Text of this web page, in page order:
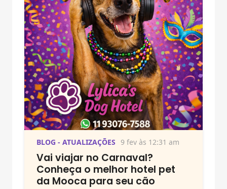
BLOG - ATUALIZAÇÕES 9 fev às 12:31 am
Vai viajar no Carnaval?
Conheça o melhor hotel pet
da Mooca para seu cão